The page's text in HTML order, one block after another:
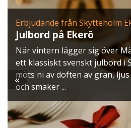
Erbjudande från Skytteholm
Julbord på Ekerö
När vintern lägger sig över
ett klassiskt svenskt julbord i
möts ni av doften av gran,
och smaker ...
«